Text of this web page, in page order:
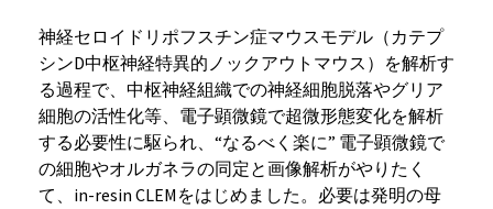
検索
神経セロイドリポフスチン症マウスモデル（カテプ
シンD中枢神経特異的ノックアウトマウス）を解析す
る過程で、中枢神経組織での神経細胞脱落やグリア
細胞の活性化等、電子顕微鏡で超微形態変化を解析
する必要性に駆られ、“なるべく楽に” 電子顕微鏡で
の細胞やオルガネラの同定と画像解析がやりたく
て、in-resin CLEMをはじめました。必要は発明の母